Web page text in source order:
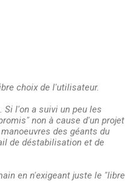
choix de l'utilisateur.
Si l'on a suivi un peu les
non à cause d'un projet
des géants du
de déstabilisation et de
en n'exigeant juste le "libre